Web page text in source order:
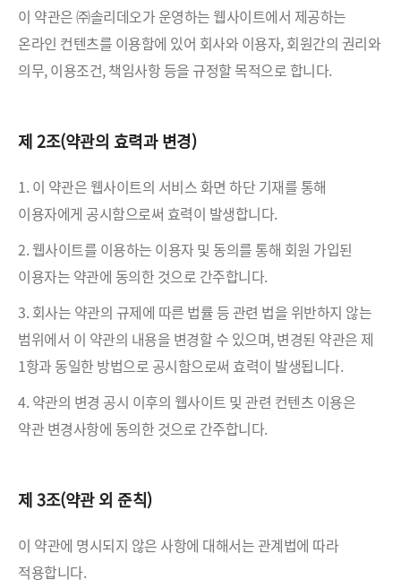
이 약관은 ㈜솔리데오가 운영하는 웹사이트에서 제공하는
온라인 컨텐츠를 이용함에 있어 회사와 이용자, 회원간의 권리와
의무, 이용조건, 책임사항 등을 규정할 목적으로 합니다.
제 2조(약관의 효력과 변경)
1. 이 약관은 웹사이트의 서비스 화면 하단 기재를 통해
이용자에게 공시함으로써 효력이 발생합니다.
2. 웹사이트를 이용하는 이용자 및 동의를 통해 회원 가입된
이용자는 약관에 동의한 것으로 간주합니다.
3. 회사는 약관의 규제에 따른 법률 등 관련 법을 위반하지 않는
범위에서 이 약관의 내용을 변경할 수 있으며, 변경된 약관은 제
1항과 동일한 방법으로 공시함으로써 효력이 발생됩니다.
4. 약관의 변경 공시 이후의 웹사이트 및 관련 컨텐츠 이용은
약관 변경사항에 동의한 것으로 간주합니다.
제 3조(약관 외 준칙)
이 약관에 명시되지 않은 사항에 대해서는 관계법에 따라
적용합니다.